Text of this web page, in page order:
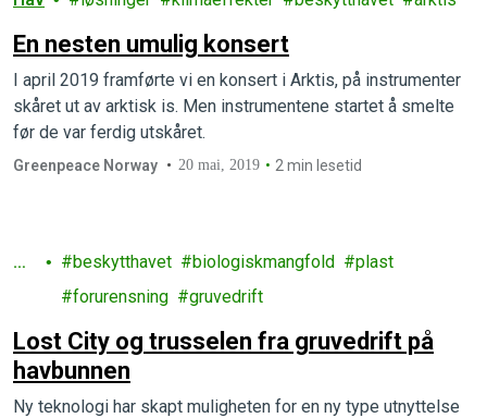
En nesten umulig konsert
I april 2019 framførte vi en konsert i Arktis, på instrumenter
skåret ut av arktisk is. Men instrumentene startet å smelte
før de var ferdig utskåret.
Greenpeace Norway 20 mai, 2019 2 min lesetid
Ha
beskytthavet biologiskmangfold
plast
forurensning
gruvedrift
Lost City og trusselen fra gruvedrift på
havbunnen
Ny teknologi har skapt muligheten for en ny type utnyttelse